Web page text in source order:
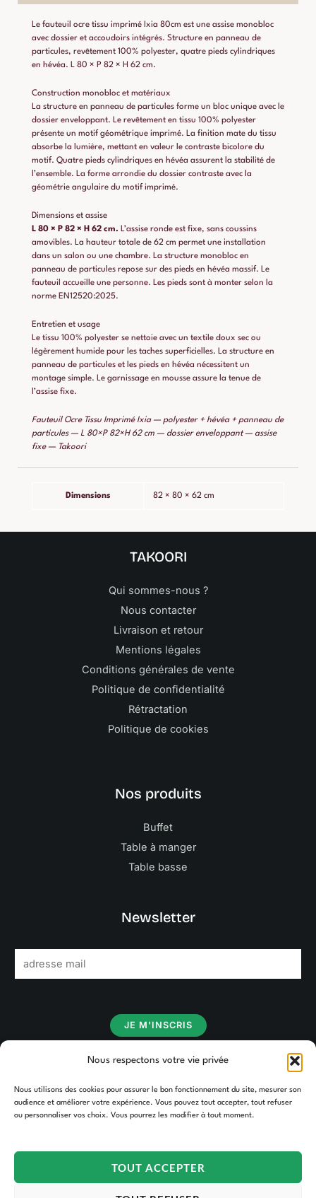
Nous respectons votre vie privée
Nous utilisons des cookies pour assurer le bon fonctionnement du site, mesurer son
audience et améliorer votre expérience. Vous pouvez tout accepter, tout refuser
ou personnaliser vos choix. Vous pourrez les modifier à tout moment.
TOUT ACCEPTER
Le fauteuil ocre tissu imprimé Ixia 80cm est une assise monobloc
avec dossier et accoudoirs intégrés. Structure en panneau de
particules, revêtement 100% polyester, quatre pieds cylindriques
en hévéa. L 80 × P 82 × H 62 cm.
Construction monobloc et matériaux
La structure en panneau de particules forme un bloc unique avec le
dossier enveloppant. Le revêtement en tissu 100% polyester
présente un motif géométrique imprimé. La finition mate du tissu
absorbe la lumière, mettant en valeur le contraste bicolore du
motif. Quatre pieds cylindriques en hévéa assurent la stabilité de
l’ensemble. La forme arrondie du dossier contraste avec la
géométrie angulaire du motif imprimé.
Dimensions et assise
L 80 × P 82 × H 62 cm. L’assise ronde est fixe, sans coussins
amovibles. La hauteur totale de 62 cm permet une installation
dans un salon ou une chambre. La structure monobloc en
panneau de particules repose sur des pieds en hévéa massif. Le
fauteuil accueille une personne. Les pieds sont à monter selon la
norme EN12520:2025.
Entretien et usage
Le tissu 100% polyester se nettoie avec un textile doux sec ou
légèrement humide pour les taches superficielles. La structure en
panneau de particules et les pieds en hévéa nécessitent un
montage simple. Le garnissage en mousse assure la tenue de
l’assise fixe.
Fauteuil Ocre Tissu Imprimé Ixia — polyester + hévéa + panneau de
particules — L 80×P 82×H 62 cm — dossier enveloppant — assise
fixe — Takoori
Dimensions 82 × 80 × 62 cm
TAKOORI
Qui sommes-nous ?
Nous contacter
Livraison et retour
Mentions légales
Conditions générales de vente
Politique de confidentialité
Rétractation
Politique de cookies
Nos produits
Buffet
Table à manger
Table basse
Newsletter
m
JE M'INSCRIS